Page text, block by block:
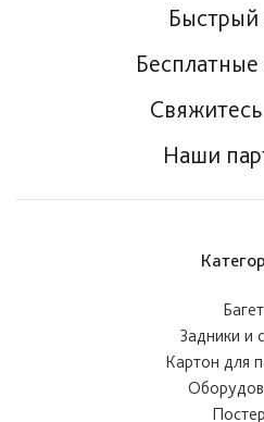
Быстрый
Наши
Багет
Задники и
Картон для